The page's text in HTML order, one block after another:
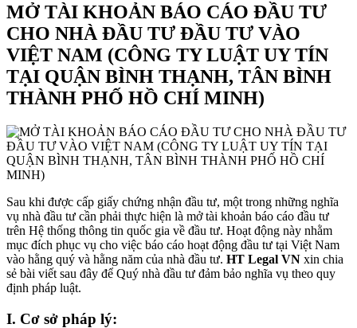
MỞ TÀI KHOẢN BÁO CÁO ĐẦU TƯ
CHO NHÀ ĐẦU TƯ ĐẦU TƯ VÀO
VIỆT NAM (CÔNG TY LUẬT UY TÍN
TẠI QUẬN BÌNH THẠNH, TÂN BÌNH
THÀNH PHỐ HỒ CHÍ MINH)
Sau khi được cấp giấy chứng nhận đầu tư, một trong những nghĩa
vụ nhà đầu tư cần phải thực hiện là mở tài khoản báo cáo đầu tư
trên Hệ thống thông tin quốc gia về đầu tư. Hoạt động này nhằm
mục đích phục vụ cho việc báo cáo hoạt động đầu tư tại Việt Nam
vào hằng quý và hằng năm của nhà đầu tư. HT Legal VN xin chia
sẻ bài viết sau đây để Quý nhà đầu tư đảm bảo nghĩa vụ theo quy
định pháp luật.
I. Cơ sở pháp lý: